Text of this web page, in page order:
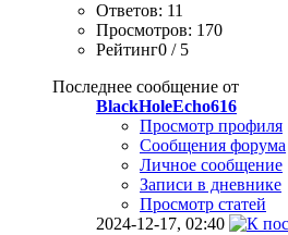
Ответов: 11
Просмотров: 170
Рейтинг0 / 5
Последнее сообщение от
BlackHoleEcho616
Просмотр профиля
Сообщения форума
Личное сообщение
Записи в дневнике
Просмотр статей
2024-12-17, 02:40